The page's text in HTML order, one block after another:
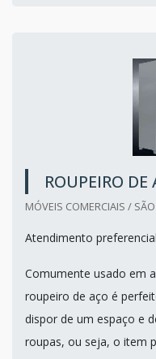
ROUPEIRO DE
MÓVEIS COMERCIAIS /
Atendimento
Comumente usado em
roupeiro de aço é
dispor de um espaço e
roupas, ou seja, o item